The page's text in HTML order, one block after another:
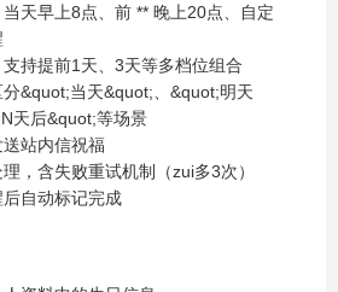
天早上8点、前 ** 晚上20点、自定
持提前1天、3天等多档位组合
&quot;当天&quot;、&quot;明天
天后&quot;等场景
站内信祝福
，含失败重试机制（zui多3次）
自动标记完成